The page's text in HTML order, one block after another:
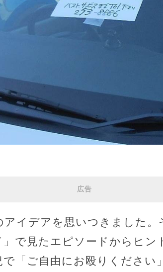
広告
アイデアを思いつきました
で見たエピソードからヒン
「ご自由にお殴りください